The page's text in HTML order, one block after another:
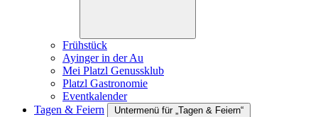
Frühstück
Ayinger in der Au
Mei Platzl Genussklub
Platzl Gastronomie
Eventkalender
Tagen & Feiern
Untermenü für „Tagen & Feiern“